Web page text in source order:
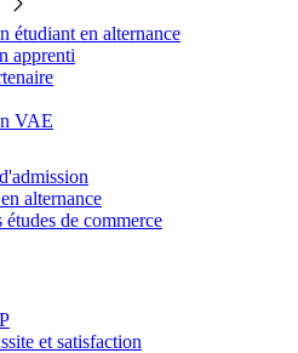
étudiant en alternance
apprenti
VAE
alternance
études de commerce
et satisfaction